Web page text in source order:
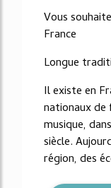
Vous
France
Longue
Il existe en
nationaux de
musique,
siècle.
région, des